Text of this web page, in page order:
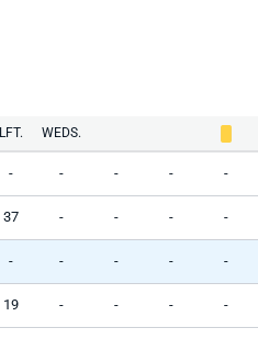
LFT. WEDS.
- - - - -
37 - - - -
- - - - -
19 - - - -